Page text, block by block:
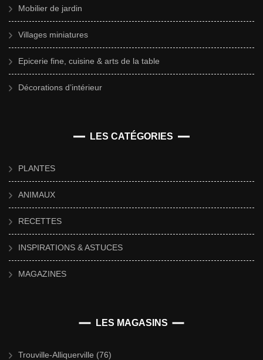
Mobilier de jardin
Villages miniatures
Epicerie fine, cuisine & arts de la table
Décorations d’intérieur
LES CATÉGORIES
PLANTES
ANIMAUX
RECETTES
INSPIRATIONS & ASTUCES
MAGAZINES
LES MAGASINS
Trouville-Alliquerville (76)